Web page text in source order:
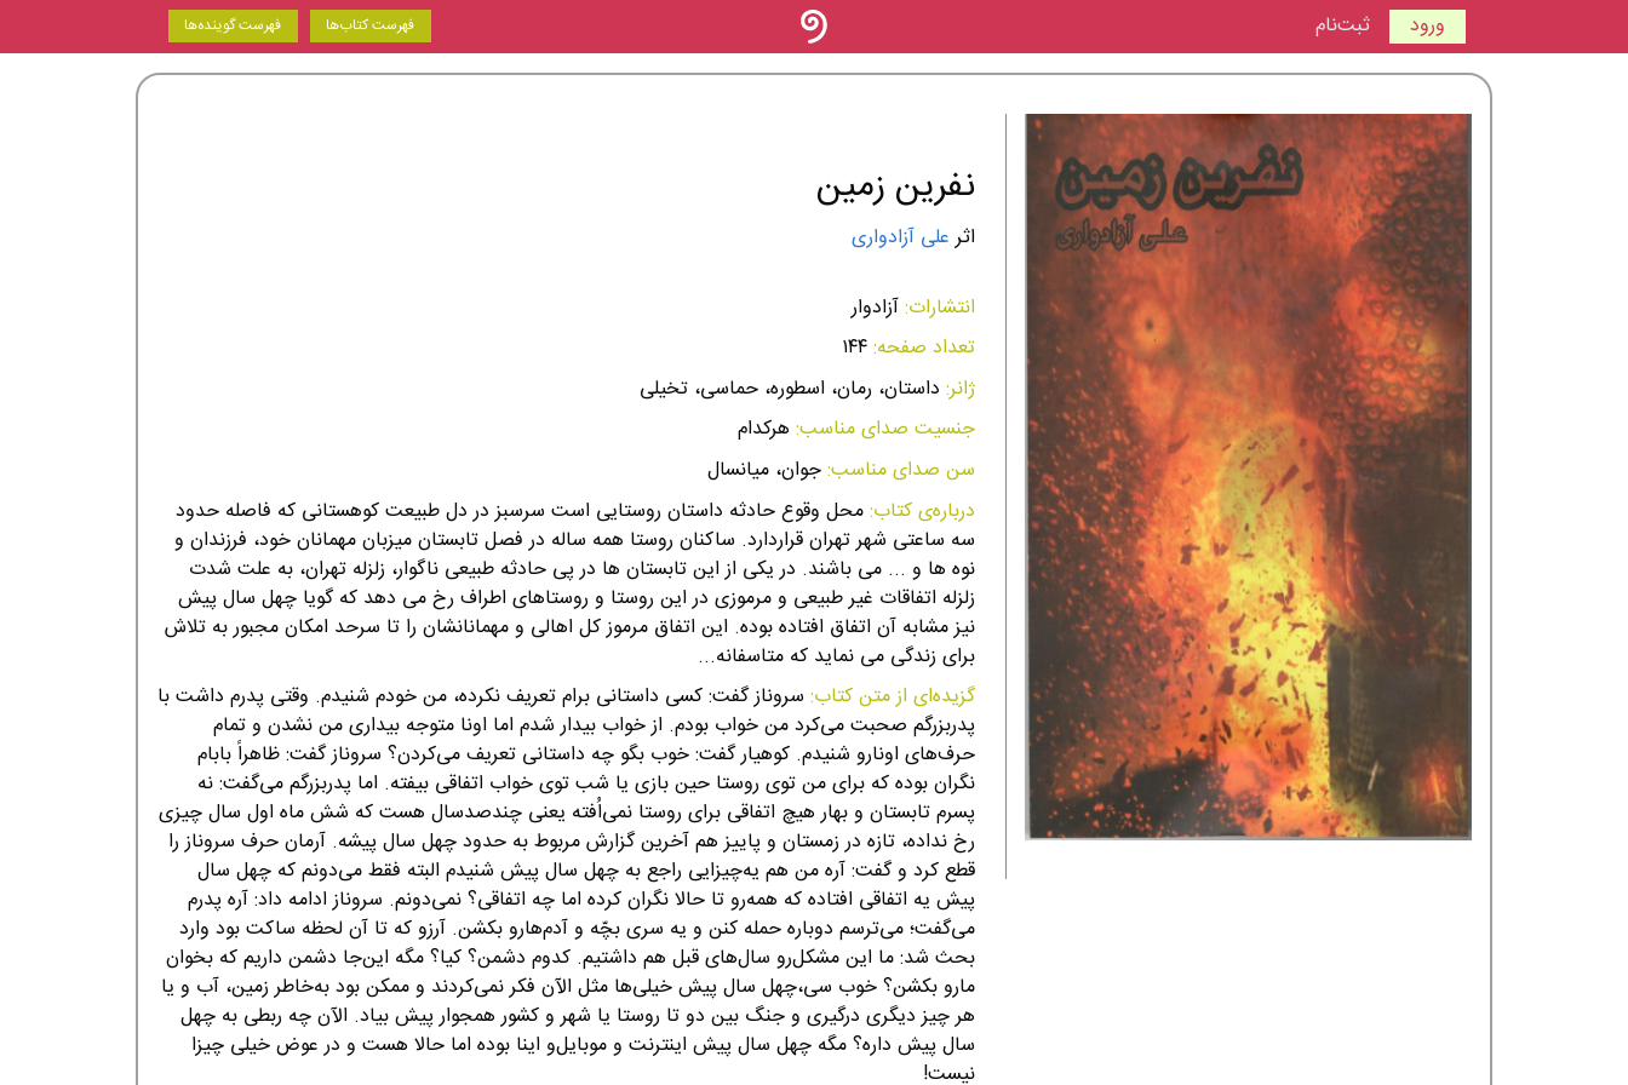
ورود ثبت‌نام فهرست گوینده‌ها فهرست کتاب‌ها
نفرین زمین
اثرعلی آزادواری
انتشارات:آزادوار
تعداد صفحه:۱۴۴
ژانر:داستان، رمان، اسطوره، حماسی، تخیلی
جنسیت صدای مناسب:هرکدام
سن صدای مناسب:جوان، میانسال
درباره‌ی کتاب:محل وقوع حادثه داستان روستایی است سرسبز در دل طبیعت کوهستانی که فاصله حدود
سه ساعتی شهر تهران قراردارد. ساکنان روستا همه ساله در فصل تابستان میزبان مهمانان خود، فرزندان و
نوه ها و ... می باشند. در یکی از این تابستان ها در پی حادثه طبیعی ناگوار، زلزله تهران، به علت شدت
زلزله اتفاقات غیر طبیعی و مرموزی در این روستا و روستاهای اطراف رخ می دهد که گویا چهل سال پیش
نیز مشابه آن اتفاق افتاده بوده. این اتفاق مرموز کل اهالی و مهمانانشان را تا سرحد امکان مجبور به تلاش
برای زندگی می نماید که متاسفانه...
گزیده‌ای از متن کتاب:سروناز گفت: کسی داستانی برام تعریف نکرده، من خودم شنیدم. وقتی پدرم داشت با
پدربزرگم صحبت می‌کرد من خواب بودم. از خواب بیدار شدم اما اونا متوجه بیداری من نشدن و تمام
حرف‌های اونارو شنیدم. کوهیار گفت: خوب بگو چه داستانی تعریف می‌کردن؟ سروناز گفت: ظاهراً بابام
نگران بوده که برای من توی روستا حین بازی یا شب توی خواب اتفاقی بیفته. اما پدربزرگم می‌گفت: نه
پسرم تابستان و بهار هیچ اتفاقی برای روستا نمی‌اُفته یعنی چندصدسال هست که شش ماه اول سال چیزی
رخ نداده، تازه در زمستان و پاییز هم آخرین گزارش مربوط به حدود چهل سال پیشه. آرمان حرف سروناز را
قطع کرد و گفت: آره من هم یه‌چیزایی راجع به چهل سال پیش شنیدم البته فقط می‌دونم که چهل سال
پیش یه اتفاقی افتاده که همه‌رو تا حالا نگران کرده اما چه اتفاقی؟ نمی‌دونم. سروناز ادامه داد: آره پدرم
می‌گفت؛ می‌ترسم دوباره حمله کنن و یه سری بچّه و آدم‌هارو بکشن. آرزو که تا آن لحظه ساکت بود وارد
بحث شد: ما این مشکل‌رو سال‌های قبل هم داشتیم. کدوم دشمن؟ کیا؟ مگه این‌جا دشمن داریم که بخوان
مارو بکشن؟ خوب سی،چهل سال پیش خیلی‌ها مثل الآن فکر نمی‌کردند و ممکن بود به‌خاطر زمین، آب و یا
هر چیز دیگری درگیری و جنگ بین دو تا روستا یا شهر و کشور همجوار پیش بیاد. الآن چه ربطی به چهل
سال پیش داره؟ مگه چهل سال پیش اینترنت و موبایل‌و اینا بوده اما حالا هست و در عوض خیلی چیزا
نیست!